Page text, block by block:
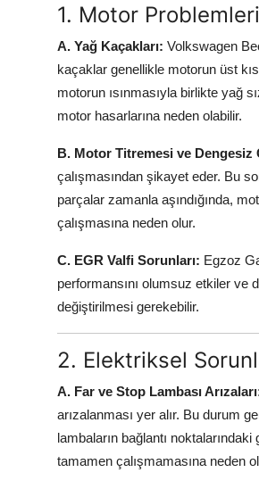
1. Motor Problemleri
A. Yağ Kaçakları: Volkswagen
kaçaklar genellikle motorun üst
motorun ısınmasıyla birlikte yağ
motor hasarlarına neden olabilir.
B. Motor Titremesi ve Dengesiz
çalışmasından şikayet eder. Bu
parçalar zamanla aşındığında,
çalışmasına neden olur.
C. EGR Valfi Sorunları: Egzoz
performansını olumsuz etkiler ve
değiştirilmesi gerekebilir.
2. Elektriksel
A. Far ve Stop Lambası
arızalanması yer alır. Bu durum
lambaların bağlantı
tamamen çalışmamasına neden